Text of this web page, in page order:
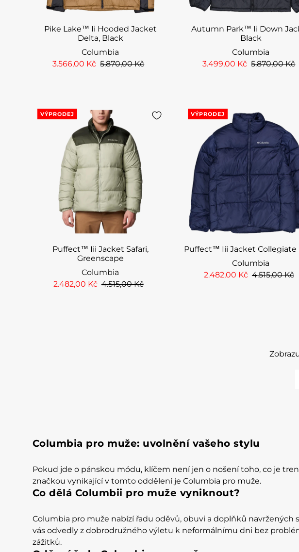
Pike Lake™ Ii Hooded Jacket
Delta, Black
Columbia
3.566,00 Kč 5.870,00 Kč
Autumn Park™ Ii Down
Black
Columbia
3.499,00 Kč 5.870,00 Kč
VÝPRODEJ
Puffect™ Iii Jacket Safari,
Greenscape
Columbia
2.482,00 Kč 4.515,00 Kč
VÝPRODEJ
Puffect™ Iii Jacket Collegiate
Columbia
2.482,00 Kč 4.515,00 Kč
Columbia pro muže: uvolnění vašeho stylu
Pokud jde o pánskou módu, klíčem není jen o nošení toho, co je
značkou vynikající v tomto oddělení je Columbia pro muže.
Co dělá Columbii pro muže vyniknout?
Columbia pro muže nabízí řadu oděvů, obuvi a doplňků
vás odvedly z dobrodružného výletu k neformálnímu dni bez
zážitků.